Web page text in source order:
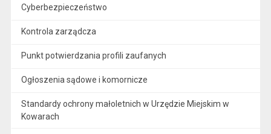
Cyberbezpieczeństwo
Kontrola zarządcza
Punkt potwierdzania profili zaufanych
Ogłoszenia sądowe i komornicze
Standardy ochrony małoletnich w Urzędzie Miejskim w
Kowarach